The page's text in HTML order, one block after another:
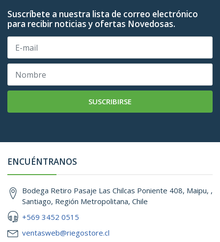
Suscríbete a nuestra lista de correo electrónico
para recibir noticias y ofertas Novedosas.
SUSCRIBIRSE
ENCUÉNTRANOS
Bodega Retiro Pasaje Las Chilcas Poniente 408, Maipu, ,
Santiago, Región Metropolitana, Chile
+569 3452 0515
ventasweb@riegostore.cl